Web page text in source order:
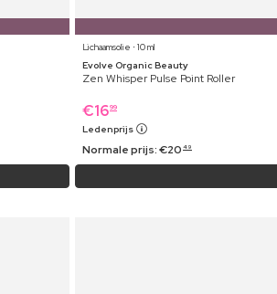
Lichaamsolie ⋅ 10 ml
Evolve Organic Beauty
Zen Whisper Pulse Point Roller
€1699
Ledenprijs
Normale prijs:€20 49